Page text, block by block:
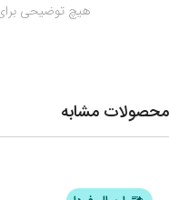
محصولات مشابه